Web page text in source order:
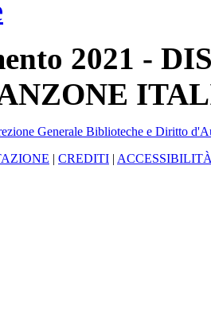
2021 -
Generale Biblioteche e Diritto
| CREDITI |